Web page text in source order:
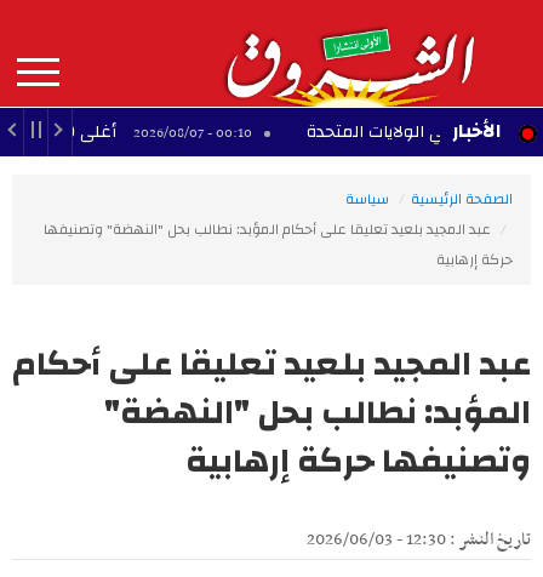
contenu
principal
MAIN
NAVIGATION الأخبار
في الولايات المتحدة 00:10 - 2026/08/07 أغلى 10 لاعبين أفارقة عبر التاريخ
الصفحة الرئيسية
سياسة
عبد المجيد بلعيد تعليقا على أحكام المؤبد: نطالب بحل "النهضة" وتصنيفها
حركة إرهابية
عبد المجيد بلعيد تعليقا على أحكام
المؤبد: نطالب بحل "النهضة"
وتصنيفها حركة إرهابية
تاريخ النشر : 12:30 - 2026/06/03